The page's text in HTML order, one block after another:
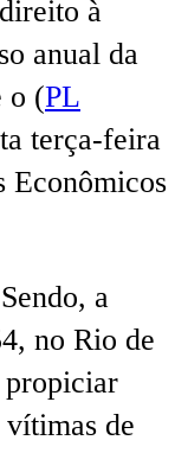
à
anual da
o (PL
terça-feira
Econômicos
a
no Rio de
propiciar
de